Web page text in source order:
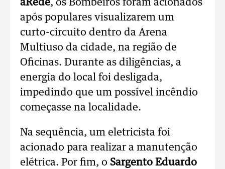
aRede, os Bombeiros foram acionados
após populares visualizarem um
curto-circuito dentro da Arena
Multiuso da cidade, na região de
Oficinas. Durante as diligências, a
energia do local foi desligada,
impedindo que um possível incêndio
começasse na localidade.
Na sequência, um eletricista foi
acionado para realizar a manutenção
elétrica. Por fim, o Sargento Eduardo